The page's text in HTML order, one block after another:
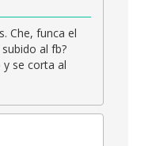
Che, funca el
al fb?
se corta al